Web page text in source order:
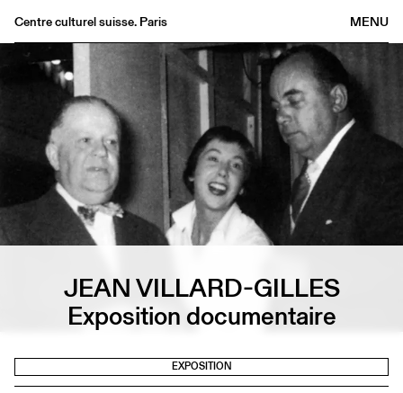
MENU
Centre culturel suisse. Paris
Agenda
Librairie
Buvette
Archives
Médiathèque
Éditions
Informations
JEAN VILLARD-GILLES
Exposition documentaire
EXPOSITION